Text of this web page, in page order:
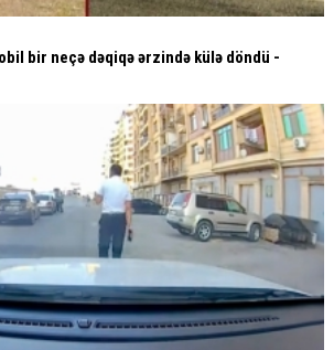
bir neçə dəqiqə ərzində külə döndü -